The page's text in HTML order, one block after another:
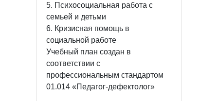
5. Психосоциальная работа с
семьей и детьми
6. Кризисная помощь в
социальной работе
Учебный план создан в
соответствии с
профессиональным стандартом
01.014 «Педагог-дефектолог»